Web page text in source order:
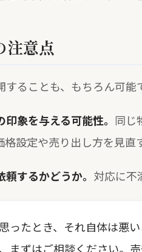
注意点
ることも、もちろん可能
象を与える可能性。 同じ
設定や売り出し方を見直
するかどうか。 対応に不
ったとき、それ自体は悪
まずはご相談ください。